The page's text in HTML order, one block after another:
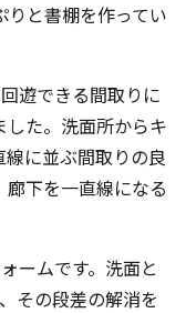
りと書棚を作ってい
遊できる間取りに
した。洗面所からキ
に並ぶ間取りの良
下を一直線になる
ームです。洗面と
その段差の解消を